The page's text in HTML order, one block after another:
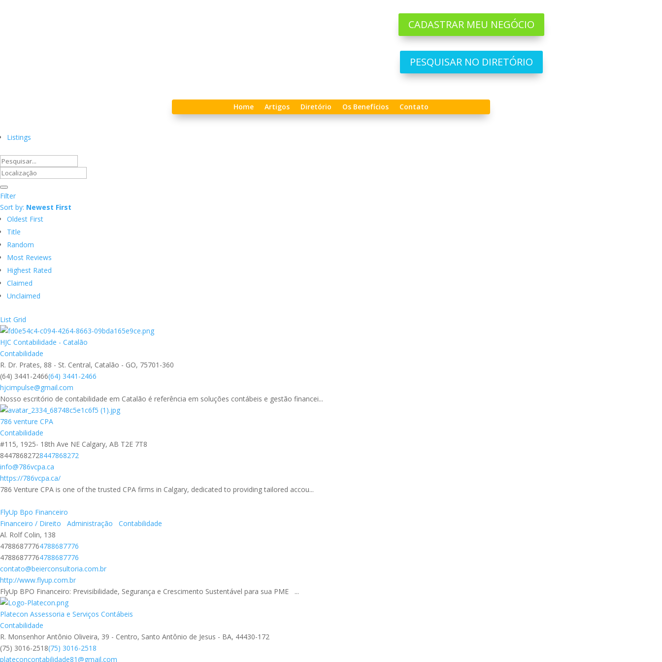
CADASTRAR MEU NEGÓCIO
PESQUISAR NO DIRETÓRIO
Home Artigos Diretório Os Benefícios Contato
Listings
Filter
Sort by: Newest First
Oldest First
Title
Random
Most Reviews
Highest Rated
Claimed
Unclaimed
List Grid
HJC Contabilidade - Catalão
Contabilidade
R. Dr. Prates, 88 - St. Central, Catalão - GO, 75701-360
(64) 3441-2466(64) 3441-2466
hjcimpulse@gmail.com
Nosso escritório de contabilidade em Catalão é referência em soluções contábeis e gestão financei...
786 venture CPA
Contabilidade
#115, 1925- 18th Ave NE Calgary, AB T2E 7T8
84478682728447868272
info@786vcpa.ca
https://786vcpa.ca/
786 Venture CPA is one of the trusted CPA firms in Calgary, dedicated to providing tailored accou...
FlyUp Bpo Financeiro
Financeiro / Direito
Administração
Contabilidade
Al. Rolf Colin, 138
47886877764788687776
47886877764788687776
contato@beierconsultoria.com.br
http://www.flyup.com.br
FlyUp BPO Financeiro: Previsibilidade, Segurança e Crescimento Sustentável para sua PME ...
Platecon Assessoria e Serviços Contábeis
Contabilidade
R. Monsenhor Antônio Oliveira, 39 - Centro, Santo Antônio de Jesus - BA, 44430-172
(75) 3016-2518(75) 3016-2518
plateconcontabilidade81@gmail.com